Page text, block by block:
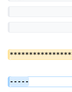
-----